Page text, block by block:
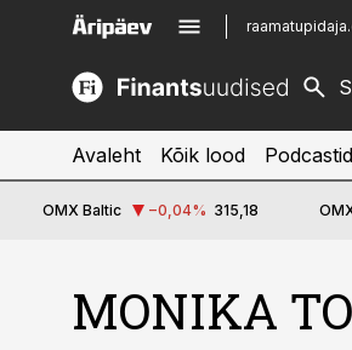
kinnisvarauudised.ee
logistikauudised.ee
Avaleht Kõik lood Podcastid
OMX Baltic −0,04% 315,18
MONIKA